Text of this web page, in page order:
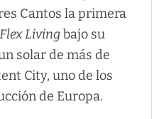
Cantos la primera
Flex Livingbajo su
solar de más de
City, uno de los
de Europa.